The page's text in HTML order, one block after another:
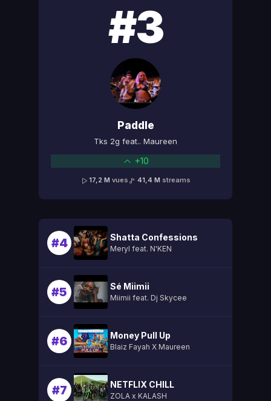
#3
Paddle
Tks 2g feat.. Maureen
+10
17,2 M vues 41,4 M streams
#4 Shatta Confessions
Meryl feat. N'KEN
#5 Sé Miimii
Miimii feat. Dj Skycee
#6 Money Pull Up
Blaiz Fayah X Maureen
#7 NETFLIX CHILL
ZOLA x KALASH